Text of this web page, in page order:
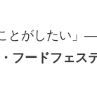
とがしたい
フードフェス